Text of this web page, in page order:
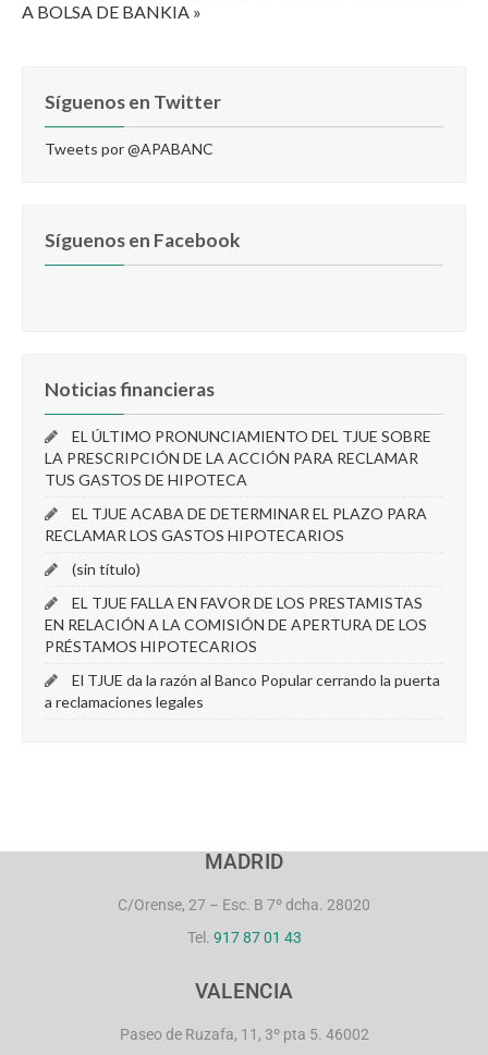
A BOLSA DE BANKIA »
Síguenos en Twitter
Tweets por @APABANC
Síguenos en Facebook
Noticias financieras
EL ÚLTIMO PRONUNCIAMIENTO DEL TJUE SOBRE
LA PRESCRIPCIÓN DE LA ACCIÓN PARA RECLAMAR
TUS GASTOS DE HIPOTECA
EL TJUE ACABA DE DETERMINAR EL PLAZO PARA
RECLAMAR LOS GASTOS HIPOTECARIOS
(sin título)
EL TJUE FALLA EN FAVOR DE LOS PRESTAMISTAS
EN RELACIÓN A LA COMISIÓN DE APERTURA DE LOS
PRÉSTAMOS HIPOTECARIOS
El TJUE da la razón al Banco Popular cerrando la puerta
a reclamaciones legales
MADRID
C/Orense, 27 – Esc. B 7º dcha. 28020
Tel. 917 87 01 43
VALENCIA
Paseo de Ruzafa, 11, 3º pta 5. 46002